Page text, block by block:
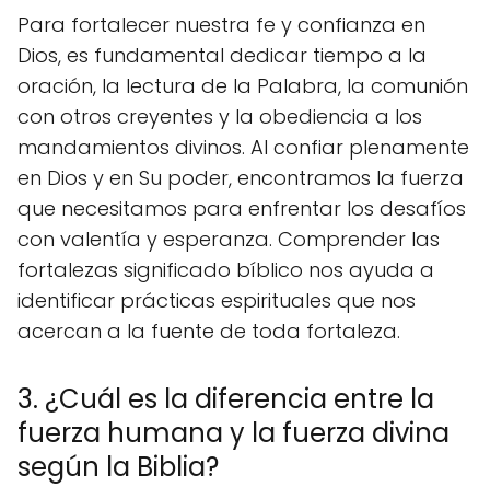
Para fortalecer nuestra fe y confianza en
Dios, es fundamental dedicar tiempo a la
oración, la lectura de la Palabra, la comunión
con otros creyentes y la obediencia a los
mandamientos divinos. Al confiar plenamente
en Dios y en Su poder, encontramos la fuerza
que necesitamos para enfrentar los desafíos
con valentía y esperanza. Comprender las
fortalezas significado bíblico nos ayuda a
identificar prácticas espirituales que nos
acercan a la fuente de toda fortaleza.
3. ¿Cuál es la diferencia entre la
fuerza humana y la fuerza divina
según la Biblia?